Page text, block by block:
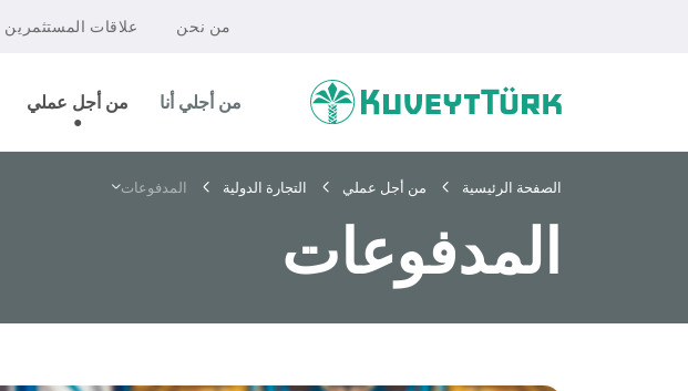
من نحن علاقات المستثمرين
من أجلي أنا من أجل عملي
الصفحة الرئيسية من أجل عملي التجارة الدولية المدفوعات
المدفوعات